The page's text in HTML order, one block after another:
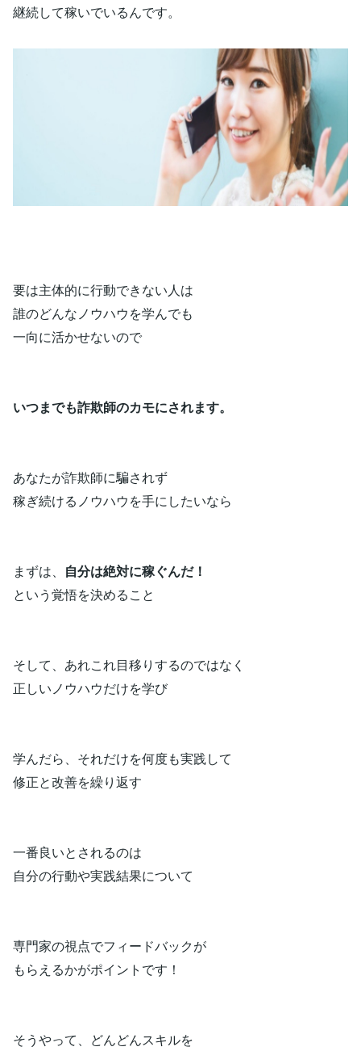
継続して稼いでいるんです。
要は主体的に行動できない人は
誰のどんなノウハウを学んでも
一向に活かせないので
いつまでも詐欺師のカモにされます。
あなたが詐欺師に騙されず
稼ぎ続けるノウハウを手にしたいなら
まずは、 自分は絶対に稼ぐんだ！
という覚悟を決めること
そして、あれこれ目移りするのではなく
正しいノウハウだけを学び
学んだら、それだけを何度も実践して
修正と改善を繰り返す
一番良いとされるのは
自分の行動や実践結果について
専門家の視点でフィードバックが
もらえるかがポイントです！
そうやって、どんどんスキルを